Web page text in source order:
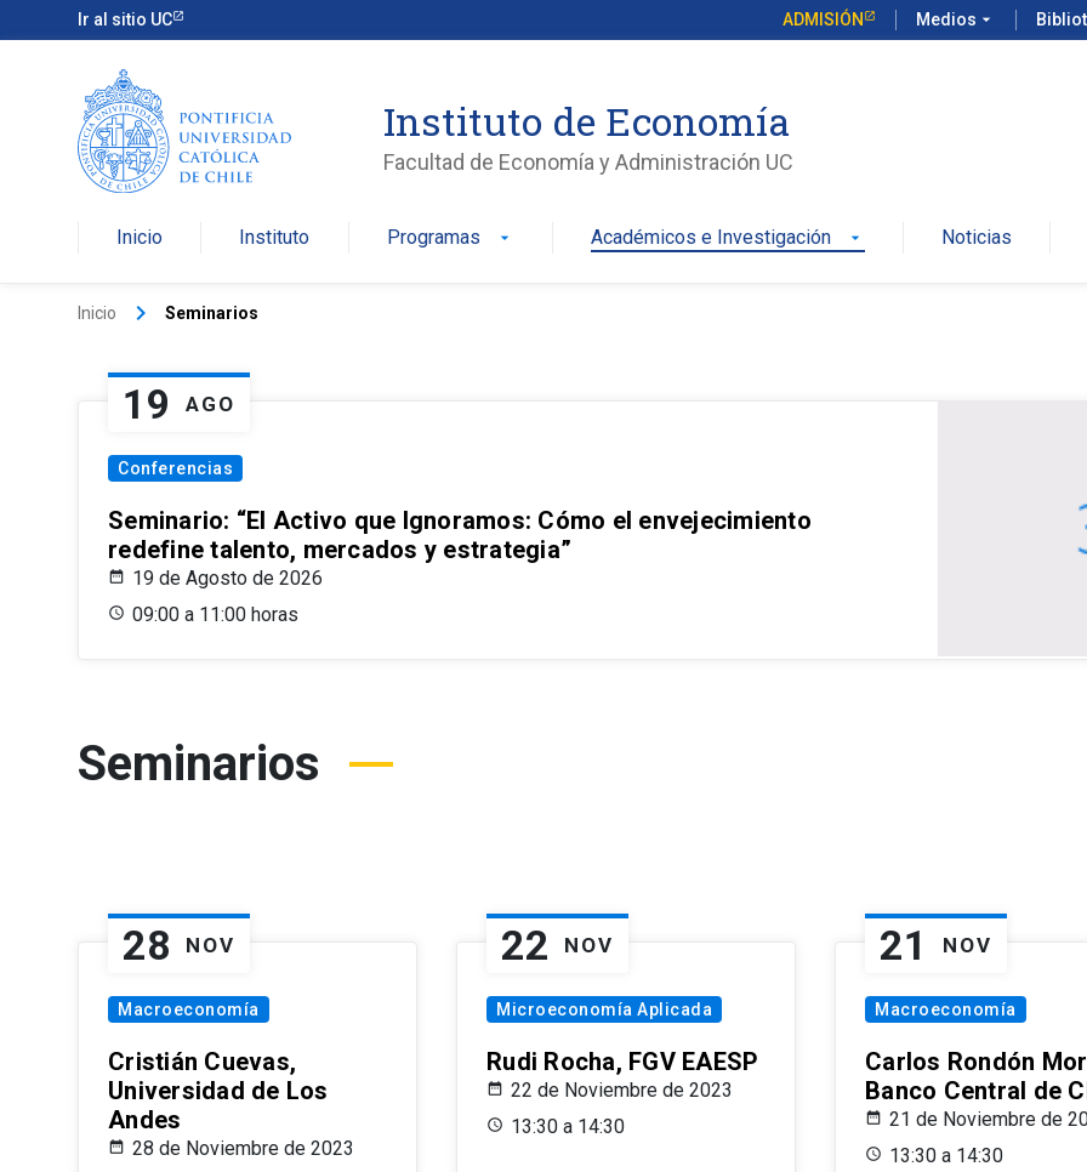
Ir al sitio UC ADMISIÓN Medios arrow_drop_down
Instituto de Economía
Facultad de Economía y Administración UC
Inicio Instituto Programas arrow_drop_down Académicos e Investigación arrow_drop_down Noticias
Inicio keyboard_arrow_right Seminarios
19 AGO
Conferencias
Seminario: “El Activo que Ignoramos: Cómo el envejecimiento
redefine talento, mercados y estrategia”
19 de Agosto de 2026
09:00 a 11:00 horas
Seminarios
28 NOV
Macroeconomía
Cristián Cuevas,
Universidad de Los
Andes
28 de Noviembre de 2023
22 NOV
Microeconomía Aplicada
Rudi Rocha, FGV EAESP
22 de Noviembre de 2023
13:30 a 14:30
21 NOV
Macroeconomía
Carlos Rondón
Banco Central de
21 de Noviembre de
13:30 a 14:30